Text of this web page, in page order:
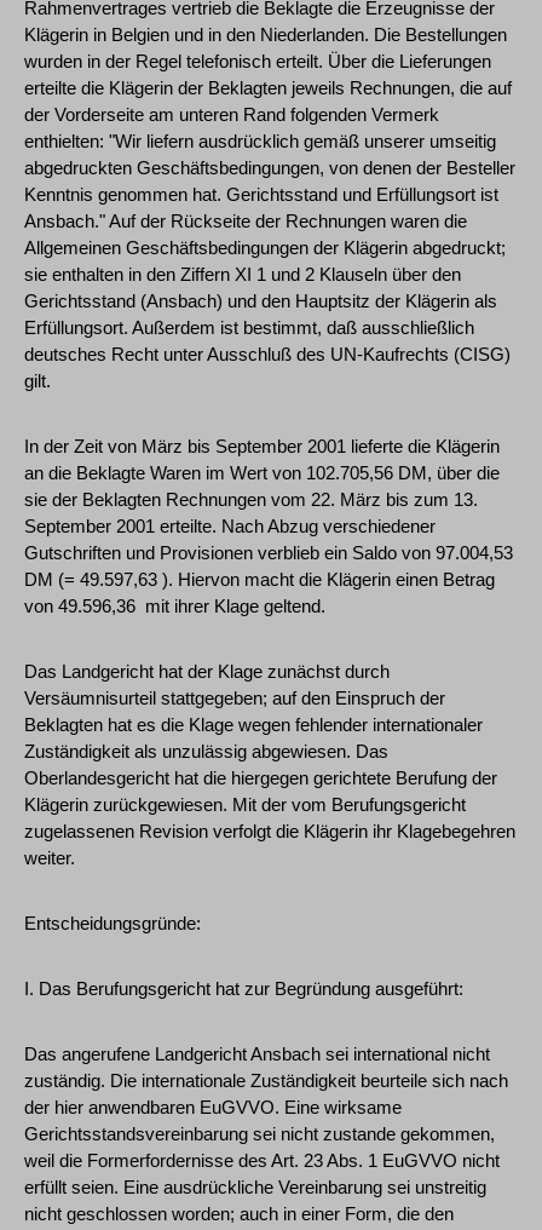
Rahmenvertrages vertrieb die Beklagte die Erzeugnisse der
Klägerin in Belgien und in den Niederlanden. Die Bestellungen
wurden in der Regel telefonisch erteilt. Über die Lieferungen
erteilte die Klägerin der Beklagten jeweils Rechnungen, die auf
der Vorderseite am unteren Rand folgenden Vermerk
enthielten: "Wir liefern ausdrücklich gemäß unserer umseitig
abgedruckten Geschäftsbedingungen, von denen der Besteller
Kenntnis genommen hat. Gerichtsstand und Erfüllungsort ist
Ansbach." Auf der Rückseite der Rechnungen waren die
Allgemeinen Geschäftsbedingungen der Klägerin abgedruckt;
sie enthalten in den Ziffern XI 1 und 2 Klauseln über den
Gerichtsstand (Ansbach) und den Hauptsitz der Klägerin als
Erfüllungsort. Außerdem ist bestimmt, daß ausschließlich
deutsches Recht unter Ausschluß des UN-Kaufrechts (CISG)
gilt.
In der Zeit von März bis September 2001 lieferte die Klägerin
an die Beklagte Waren im Wert von 102.705,56 DM, über die
sie der Beklagten Rechnungen vom 22. März bis zum 13.
September 2001 erteilte. Nach Abzug verschiedener
Gutschriften und Provisionen verblieb ein Saldo von 97.004,53
DM (= 49.597,63 ). Hiervon macht die Klägerin einen Betrag
von 49.596,36  mit ihrer Klage geltend.
Das Landgericht hat der Klage zunächst durch
Versäumnisurteil stattgegeben; auf den Einspruch der
Beklagten hat es die Klage wegen fehlender internationaler
Zuständigkeit als unzulässig abgewiesen. Das
Oberlandesgericht hat die hiergegen gerichtete Berufung der
Klägerin zurückgewiesen. Mit der vom Berufungsgericht
zugelassenen Revision verfolgt die Klägerin ihr Klagebegehren
weiter.
Entscheidungsgründe:
I. Das Berufungsgericht hat zur Begründung ausgeführt:
Das angerufene Landgericht Ansbach sei international nicht
zuständig. Die internationale Zuständigkeit beurteile sich nach
der hier anwendbaren EuGVVO. Eine wirksame
Gerichtsstandsvereinbarung sei nicht zustande gekommen,
weil die Formerfordernisse des Art. 23 Abs. 1 EuGVVO nicht
erfüllt seien. Eine ausdrückliche Vereinbarung sei unstreitig
nicht geschlossen worden; auch in einer Form, die den